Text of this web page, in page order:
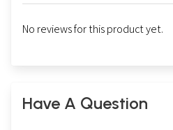
No reviews for this product yet.
Have A Question